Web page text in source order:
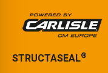
STRUCTASEAL®